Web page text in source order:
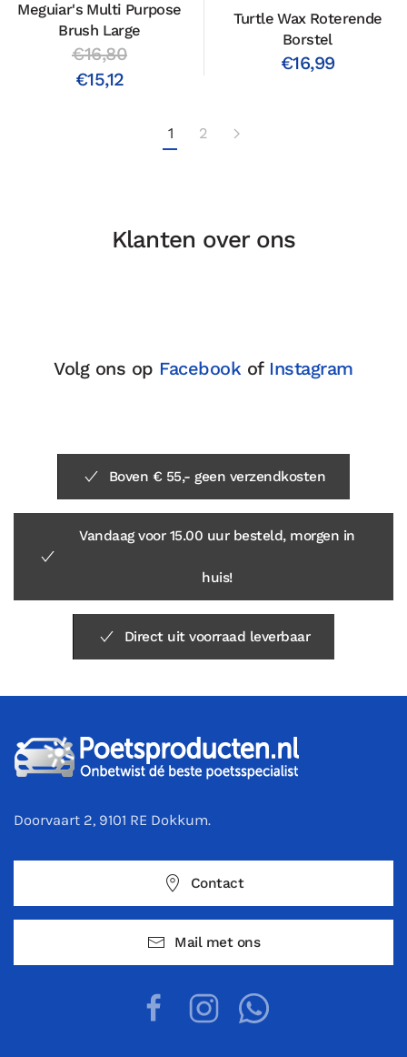
Meguiar's Multi Purpose
Brush Large
€16,80
€15,12
Turtle Wax Roterende
Borstel
€16,99
1 2
Klanten over ons
Volg ons op Facebook of Instagram
Boven € 55,- geen verzendkosten
Vandaag voor 15.00 uur besteld, morgen in
huis!
Direct uit voorraad leverbaar
Doorvaart 2, 9101 RE Dokkum.
Contact
Mail met ons